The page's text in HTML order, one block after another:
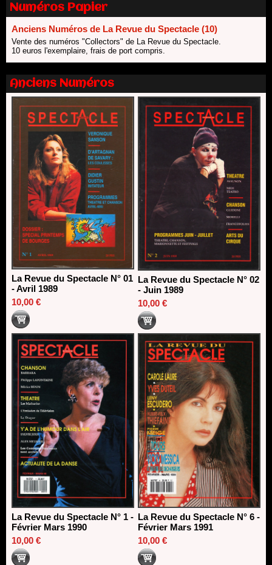
Le palmarès des prix SACD 2026
Les 10 lauréats du Fonds Grandes Formes Théâtre 2026
SACD
Nomination de Nathalie Garraud et Olivier Saccomano à la
direction du Théâtre de Gennevilliers - CDN
13/06/2026
Dispositif SACD Auteurs d'espaces : les lauréats 2026
18/03/2026
Numéros Papier
Anciens Numéros de La Revue du Spectacle (10)
Vente des numéros "Collectors" de La Revue du Spectacle.
10 euros l'exemplaire, frais de port compris.
Anciens Numéros
La Revue du Spectacle N° 01
- Avril 1989
10,00 €
La Revue du Spectacle N° 02
- Juin 1989
10,00 €
La Revue du Spectacle N° 1 -
Février Mars 1990
10,00 €
La Revue du Spectacle N° 6 -
Février Mars 1991
10,00 €